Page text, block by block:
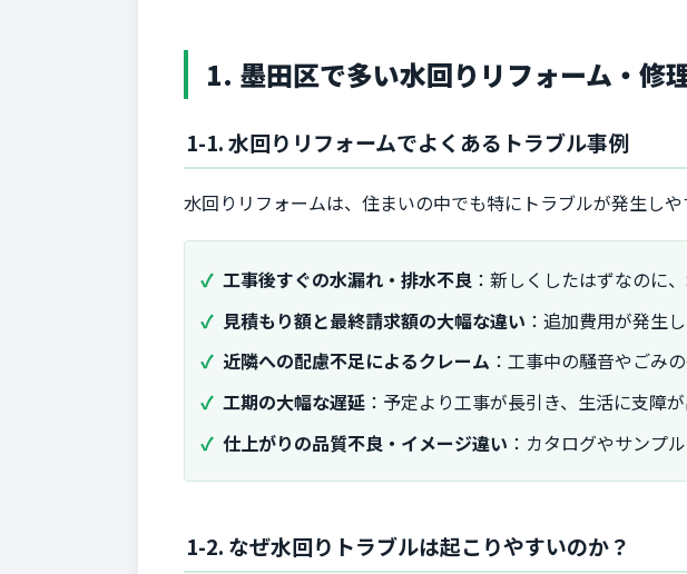
1. 墨田区で多い水回りリフォーム・修
1-1. 水回りリフォームでよくあるトラブル事例
水回りリフォームは、住まいの中でも特にトラブルが発生し
工事後すぐの水漏れ・排水不良 ：新しくしたはずなのに
見積もり額と最終請求額の大幅な違い ：追加費用が発生
近隣への配慮不足によるクレーム ：工事中の騒音やごみ
工期の大幅な遅延 ：予定より工事が長引き、生活に支障が
仕上がりの品質不良・イメージ違い ：カタログやサンプ
1-2. なぜ水回りトラブルは起こりやすいのか？